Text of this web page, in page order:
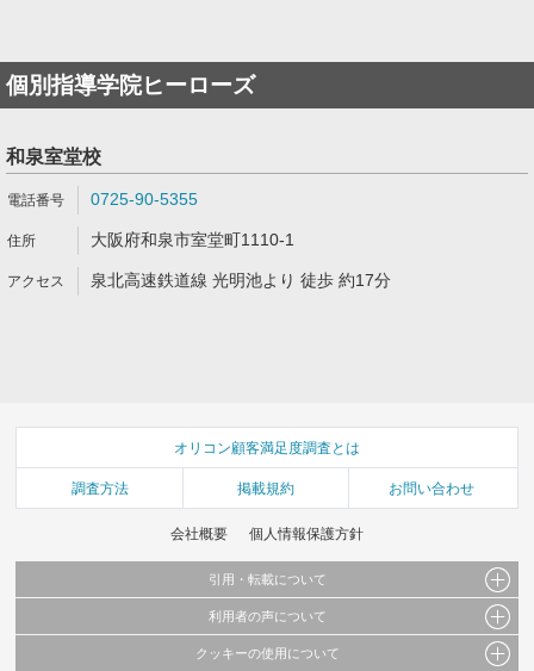
個別指導学院ヒーローズ
和泉室堂校
0725-90-5355
大阪府和泉市室堂町1110-1
泉北高速鉄道線 光明池より 徒歩 約17分
オリコン顧客満足度調査とは
調査方法 掲載規約 お問い合わせ
会社概要 個人情報保護方針
引用・転載について
当サイトで公開されている情報（文字、写真、イラスト、画像データ等）及びこれらの配
これらの情報を権利者の許可なく無断転載・複製などの二次利用を行うことは固く禁じて
利用者の声について
当サイトに掲載している内容はすべてサービスの利用者が提出された見解・感想です。
クッキーの使用について